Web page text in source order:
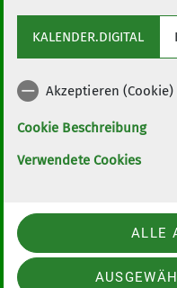
Ideal zum
oder entspannt
Bio Obst
Schokoriegel
KALENDER.DIGITAL
Akzeptieren (Cookie)
Cookie Beschreibung
Verwendete Cookies
ALLE